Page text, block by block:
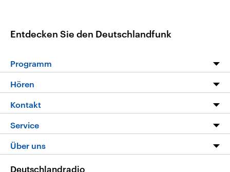
Entdecken Sie den Deutschlandfunk
Programm
Programm
Die Nachrichten
Nachrichtenleicht
Neue Beiträge auf dlf.de
Hören
Livestream
Podcasts
Deutschlandfunk App
Nachrichten App
Kontakt
Hörerservice
Service
FAQ
Über uns
Deutschlandradio